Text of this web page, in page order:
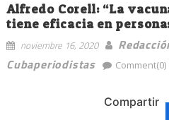
Alfredo Corell: “La
tiene eficacia en
noviembre 16, 2020
Cubaperiodistas
Comment(0)
Compartir